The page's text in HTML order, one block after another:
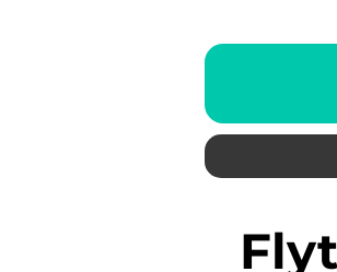
Flytthjälp: Detta behöver du